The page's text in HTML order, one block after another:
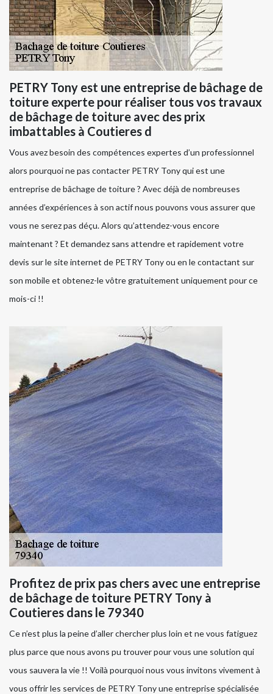
PETRY Tony est une entreprise de bâchage de
toiture experte pour réaliser tous vos travaux
de bâchage de toiture avec des prix
imbattables à Coutieres d
Vous avez besoin des compétences expertes d’un professionnel
alors pourquoi ne pas contacter PETRY Tony qui est une
entreprise de bâchage de toiture ? Avec déjà de nombreuses
années d’expériences à son actif nous pouvons vous assurer que
vous ne serez pas déçu. Alors qu’attendez-vous encore
maintenant ? Et demandez sans attendre et rapidement votre
devis sur le site internet de PETRY Tony ou en le contactant sur
son mobile et obtenez-le vôtre gratuitement uniquement pour ce
mois-ci !!
Profitez de prix pas chers avec une entreprise
de bâchage de toiture PETRY Tony à
Coutieres dans le 79340
Ce n’est plus la peine d’aller chercher plus loin et ne vous fatiguez
plus parce que nous avons pu trouver pour vous une solution qui
vous sauvera la vie !! Voilà pourquoi nous vous invitons vivement à
vous offrir les services de PETRY Tony une entreprise spécialisée